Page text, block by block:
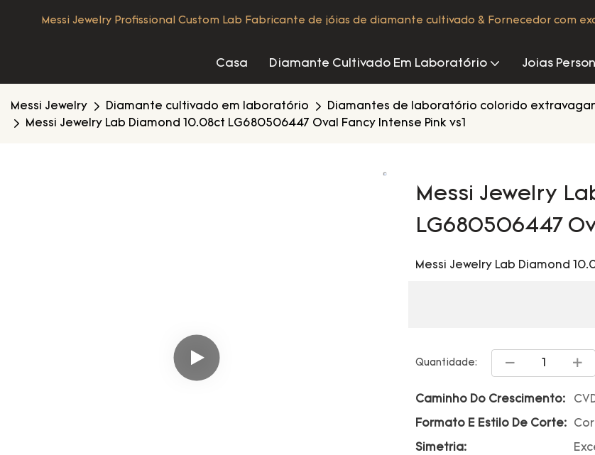
Messi Jewelry Profissional Custom Lab Fabricante de jóias de diamante cultivado & Fornecedor com
Casa Diamante Cultivado Em Laboratório Joias
Messi Jewelry Diamante cultivado em laboratório Diamantes de laboratório colorido
Messi Jewelry Lab Diamond 10.08ct LG680506447 Oval Fancy Intense Pink vs1
Messi Jewelry
LG680506447
Messi Jewelry Lab Diamond
Quantidade:
Caminho Do Crescimento:
Formato E Estilo De Corte:
Simetria: